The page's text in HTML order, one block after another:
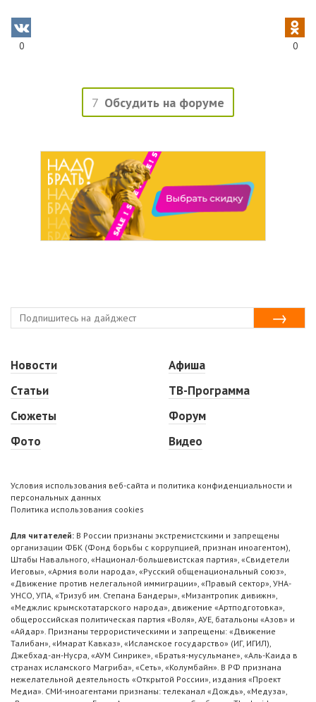
0 0
7 Обсудить на форуме
Новости
Статьи
Сюжеты
Фото
Афиша
ТВ-Программа
Форум
Видео
Условия использования веб-сайта и политика конфиденциальности и
персональных данных
Политика использования cookies
Для читателей: В России признаны экстремистскими и запрещены
организации ФБК (Фонд борьбы с коррупцией, признан иноагентом),
Штабы Навального, «Национал-большевистская партия», «Свидетели
Иеговы», «Армия воли народа», «Русский общенациональный союз»,
«Движение против нелегальной иммиграции», «Правый сектор», УНА-
УНСО, УПА, «Тризуб им. Степана Бандеры», «Мизантропик дивижн»,
«Меджлис крымскотатарского народа», движение «Артподготовка»,
общероссийская политическая партия «Воля», АУЕ, батальоны «Азов» и
«Айдар». Признаны террористическими и запрещены: «Движение
Талибан», «Имарат Кавказ», «Исламское государство» (ИГ, ИГИЛ),
Джебхад-ан-Нусра, «АУМ Синрике», «Братья-мусульмане», «Аль-Каида в
странах исламского Магриба», «Сеть», «Колумбайн». В РФ признана
нежелательной деятельность «Открытой России», издания «Проект
Медиа». СМИ-иноагентами признаны: телеканал «Дождь», «Медуза»,